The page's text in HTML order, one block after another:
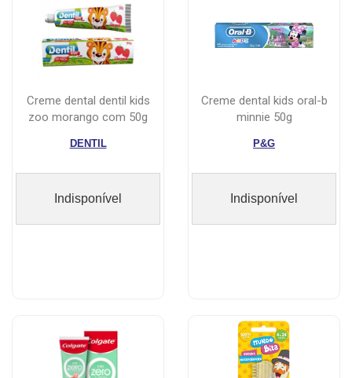
creme dental dentil kids
zoo morango com 50g
DENTIL
Indisponível
creme dental kids oral-b
minnie 50g
P&G
Indisponível